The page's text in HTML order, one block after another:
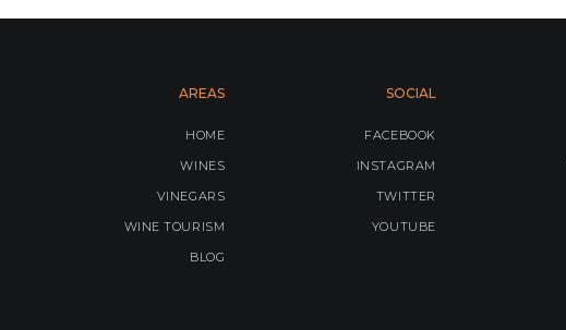
AREAS
HOME
WINES
VINEGARS
WINE TOURISM
BLOG
SOCIAL
FACEBOOK
INSTAGRAM
TWITTER
YOUTUBE